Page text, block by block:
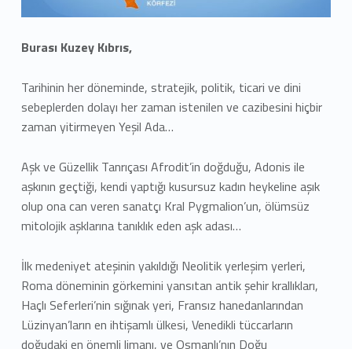
Burası Kuzey Kıbrıs,
Tarihinin her döneminde, stratejik, politik, ticari ve dini
sebeplerden dolayı her zaman istenilen ve cazibesini hiçbir
zaman yitirmeyen Yeşil Ada…
Aşk ve Güzellik Tanrıçası Afrodit’in doğduğu, Adonis ile
aşkının geçtiği, kendi yaptığı kusursuz kadın heykeline aşık
olup ona can veren sanatçı Kral Pygmalion’un, ölümsüz
mitolojik aşklarına tanıklık eden aşk adası…
İlk medeniyet ateşinin yakıldığı Neolitik yerleşim yerleri,
Roma döneminin görkemini yansıtan antik şehir krallıkları,
Haçlı Seferleri’nin sığınak yeri, Fransız hanedanlarından
Lüzinyan’ların en ihtişamlı ülkesi, Venedikli tüccarların
doğudaki en önemli limanı, ve Osmanlı’nın Doğu